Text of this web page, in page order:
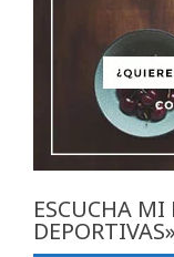
ESCUCHA MI